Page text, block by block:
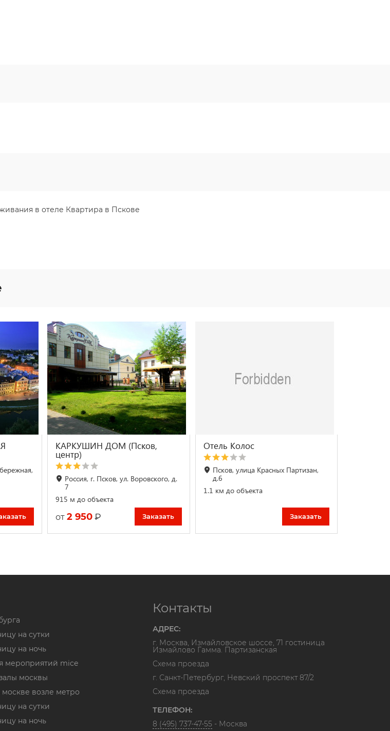
в отеле Квартира в Пскове
КАРКУШИН ДОМ (Псков,
центр)
Россия, г. Псков, ул. Воровского, д.
7
915 м до объекта
от 2 950 ₽ Заказать
Отель Колос
Псков, улица Красных Партизан,
д.6
1.1 км до объекта
Заказать
на сутки
на ночь
мероприятий mice
москвы
возле метро
на сутки
на ночь
Контакты
АДРЕС:
г. Москва, Измайловское шоссе, 71 гостиница
Измайлово Гамма. Партизанская
Схема проезда
г. Санкт-Петербург, Невский проспект 87/2
Схема проезда
ТЕЛЕФОН:
8 (495) 737-47-55 - Москва